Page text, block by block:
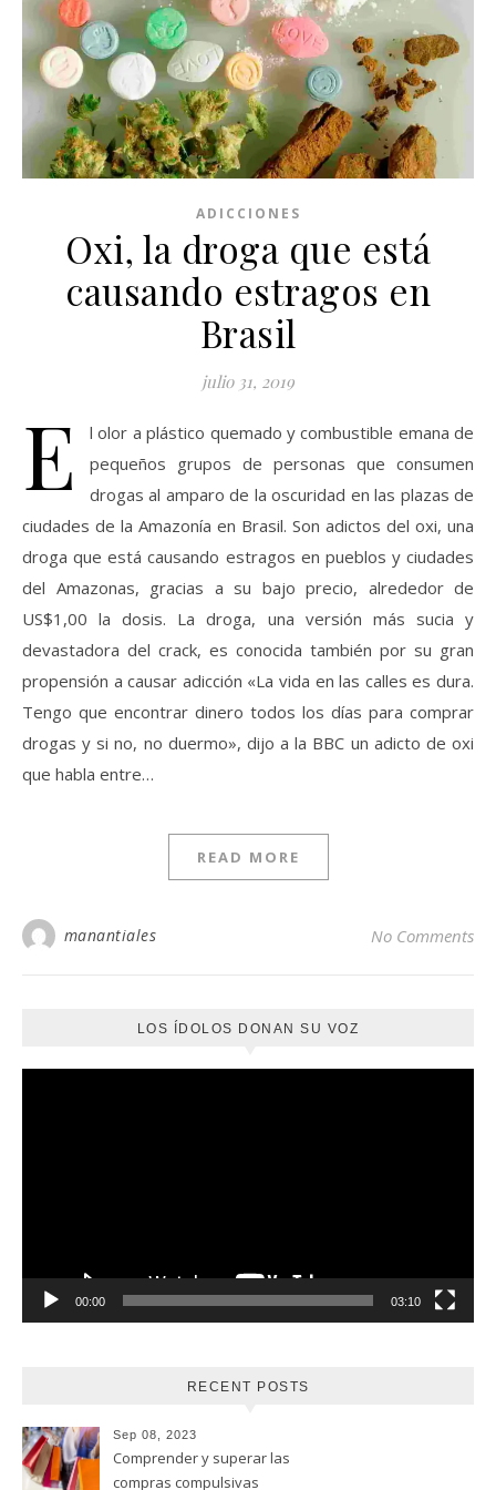
ADICCIONES
Oxi, la droga que está
causando estragos en
Brasil
julio 31, 2019
E
l olor a plástico quemado y combustible emana de
pequeños grupos de personas que consumen
drogas al amparo de la oscuridad en las plazas de
ciudades de la Amazonía en Brasil. Son adictos del oxi, una
droga que está causando estragos en pueblos y ciudades
del Amazonas, gracias a su bajo precio, alrededor de
US$1,00 la dosis. La droga, una versión más sucia y
devastadora del crack, es conocida también por su gran
propensión a causar adicción «La vida en las calles es dura.
Tengo que encontrar dinero todos los días para comprar
drogas y si no, no duermo», dijo a la BBC un adicto de oxi
que habla entre…
READ MORE
manantiales No Comments
LOS ÍDOLOS DONAN SU VOZ
00:00 03:10
RECENT POSTS
Sep 08, 2023
Comprender y superar las
compras compulsivas